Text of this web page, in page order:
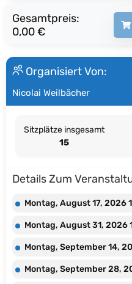
Gesamtpreis:
0,00 €
Organisiert Von:
Nicolai Weilbächer
Sitzplätze insgesamt
15
Details Zum
Montag, August 17, 2026
Montag, August 31, 2026
Montag, September 14,
Montag, September 28,